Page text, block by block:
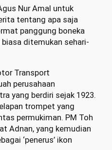
Nur Amal untuk
tentang apa saja
panggung boneka
ditemukan sehari-
Transport
perusahaan
yang berdiri sejak 1923.
trompet yang
permukiman. PM Toh
Adnan, yang kemudian
‘penerus’ ikon